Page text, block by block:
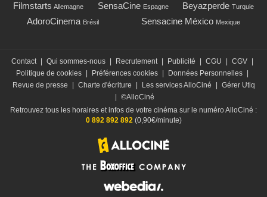
Filmstarts Allemagne SensaCine Espagne Beyazperde Turquie
AdoroCinema Brésil Sensacine México Mexique
Contact Qui sommes-nous Recrutement Publicité CGU CGV
Politique de cookies
Préférences cookies Données Personnelles
Revue de presse
Charte d'écriture Les services AlloCiné
Gérer Utiq
©AlloCiné
Retrouvez tous les horaires et infos de votre cinéma sur le numéro AlloCiné :
0 892 892 892(0,90€/minute)